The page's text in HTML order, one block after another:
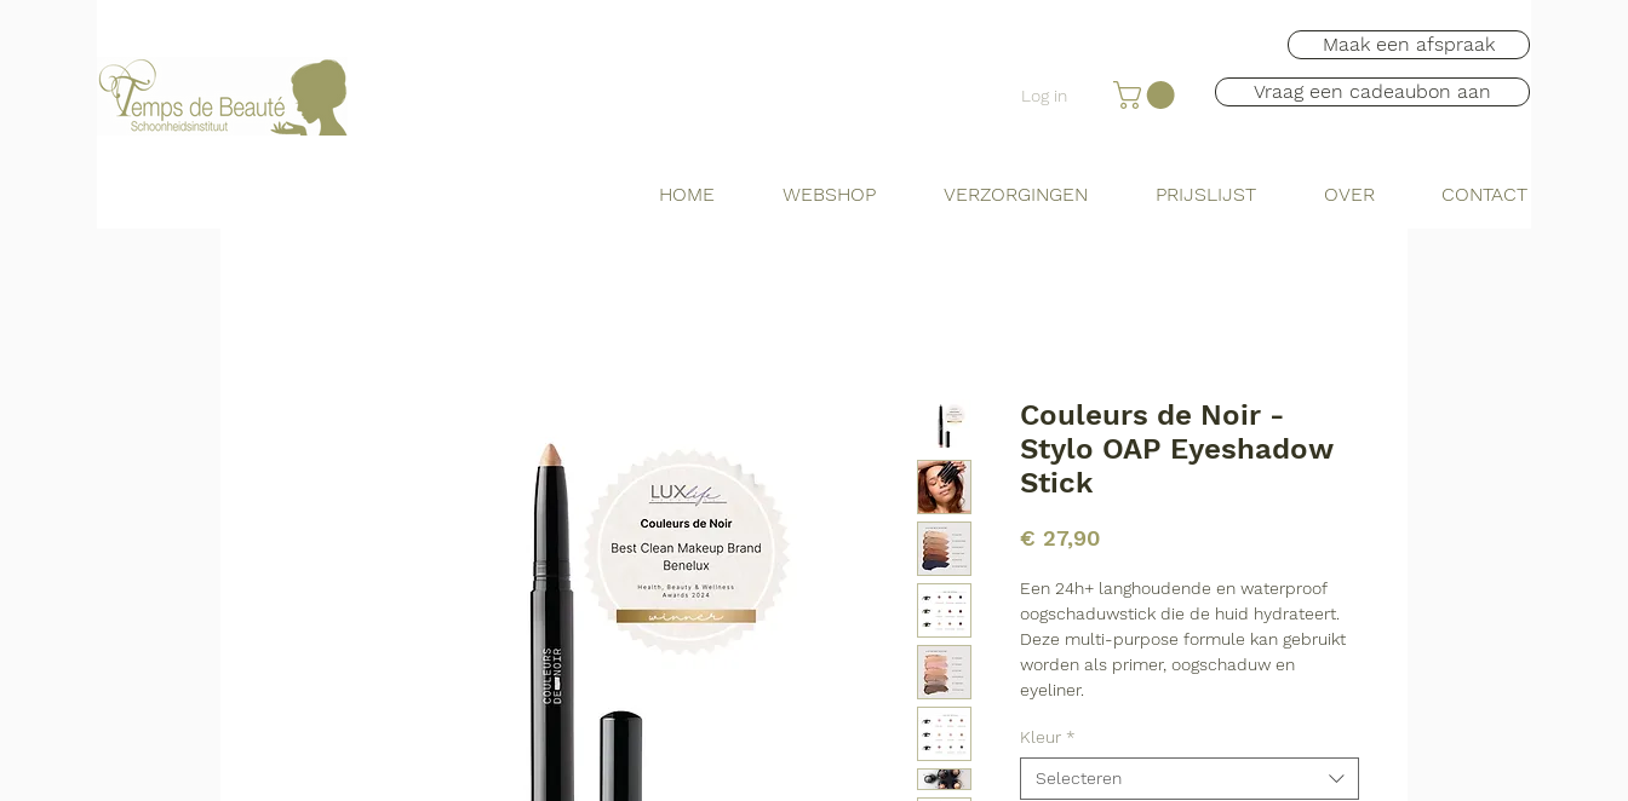
Maak een afspraak
Log in Vraag een cadeaubon aan
HOME WEBSHOP VERZORGINGEN PRIJSLIJST OVER CONTACT
Couleurs de Noir -
Stylo OAP Eyeshadow
Stick
€ 27,90Prijs
Een 24h+ langhoudende en waterproof
oogschaduwstick die de huid hydrateert.
Deze multi-purpose formule kan gebruikt
worden als primer, oogschaduw en
eyeliner.
Kleur *
Selecteren